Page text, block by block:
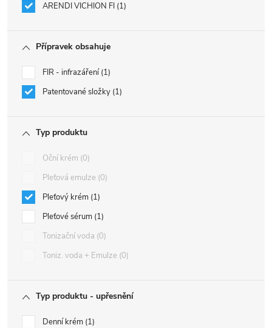
ARENDI VICHION FI 1
Přípravek obsahuje
FIR - infrazáření 1
Patentované složky 1
Typ produktu
Oční krém 0
Pleťová emulze 0
Pleťový krém 1
Pleťové sérum 1
Tonizační voda 0
Toniz. voda + Emulze 0
Typ produktu - upřesnění
Denní krém 1